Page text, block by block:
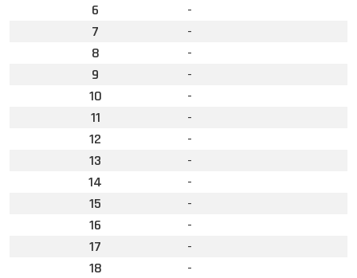
6
-
7
-
8
-
9
-
10
-
11
-
12
-
13
-
14
-
15
-
16
-
17
-
18
-